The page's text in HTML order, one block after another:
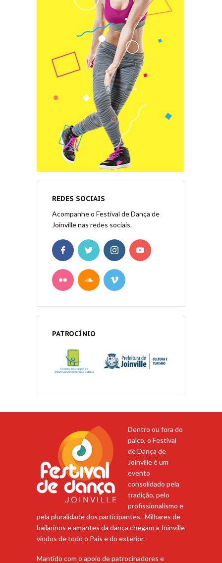
REDES SOCIAIS
Acompanhe o Festival de Dança de
Joinville nas redes sociais.
PATROCÍNIO
Dentro ou fora do
palco, o Festival
de Dança de
Joinville é um
evento
consolidado pela
tradição, pelo
profissionalismo e
pela pluralidade dos participantes. Milhares de
bailarinos e amantes da dança chegam a Joinville
vindos de todo o País e do exterior.
Mantido com o apoio de patrocinadores e